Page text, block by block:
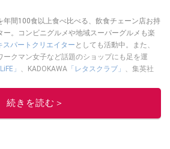
年間100食以上食べ比べる、飲食チェーン店お持
ー。コンビニグルメや地域スーパーグルメも楽
パートクリエイター としても活動中。また、
ークマン女子など話題のショップにも足を運
」 、KADOKAWA 「レタスクラブ」 、集英社
て出演実績あり。
続きを読む＞